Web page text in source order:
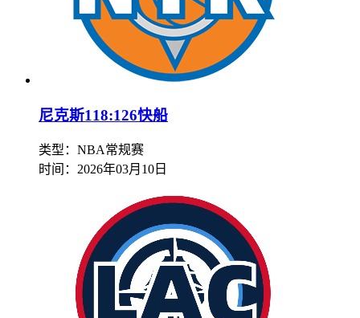
尼克斯118:126快船
类型：NBA常规赛
时间： 2026年03月10日